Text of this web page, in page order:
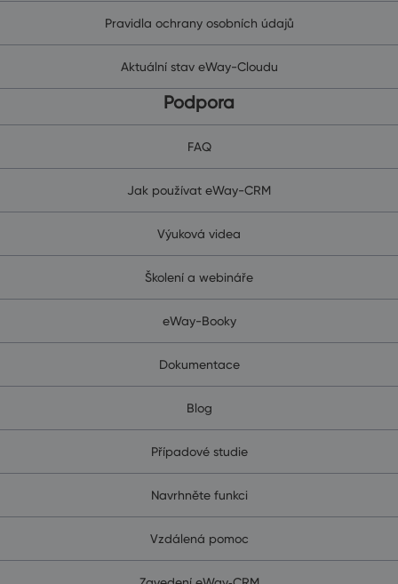
Pravidla ochrany osobních údajů
Aktuální stav eWay-Cloudu
Podpora
FAQ
Jak používat eWay-CRM
Výuková videa
Školení a webináře
eWay-Booky
Dokumentace
Blog
Případové studie
Navrhněte funkci
Vzdálená pomoc